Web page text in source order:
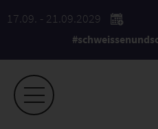
17.09. - 21.09.2029